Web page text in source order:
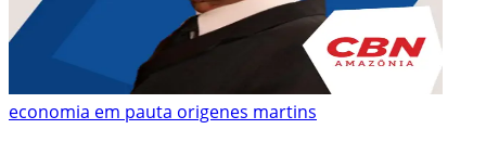
economia em pauta origenes martins